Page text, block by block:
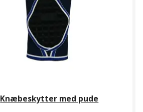
Knæbeskytter med pude